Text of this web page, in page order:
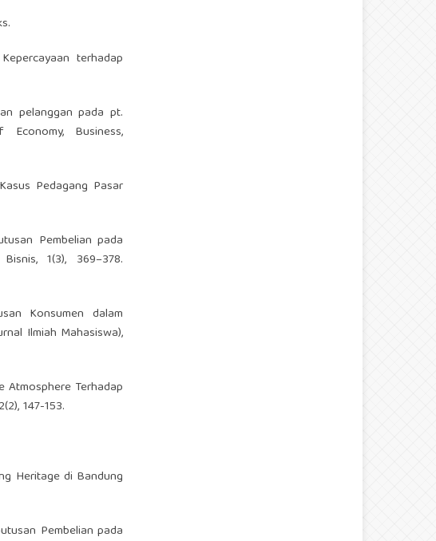
terhadap
pelanggan pada pt.
Business,
Pedagang Pasar
Pembelian pada
1(3), 369–378.
Konsumen dalam
Ilmiah Mahasiswa),
Atmosphere Terhadap
147-153.
Heritage di Bandung
Pembelian pada